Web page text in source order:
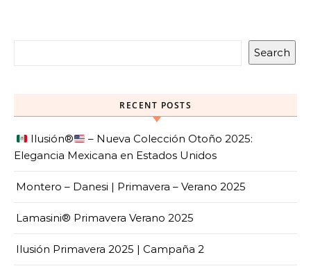
Search
RECENT POSTS
Ilusión®️
– Nueva Colección Otoño 2025:
Elegancia Mexicana en Estados Unidos
Montero – Danesi | Primavera – Verano 2025
Lamasini® Primavera Verano 2025
Ilusión Primavera 2025 | Campaña 2